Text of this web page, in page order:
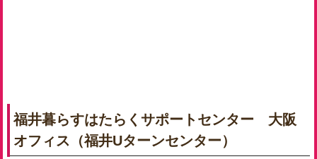
福井暮らすはたらくサポートセンター 大阪
オフィス（福井Uターンセンター）